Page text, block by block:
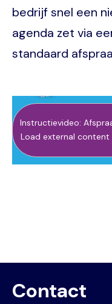
bedrijf snel een
agenda zet via
standaard
Instructievideo:
Load external content
Contact